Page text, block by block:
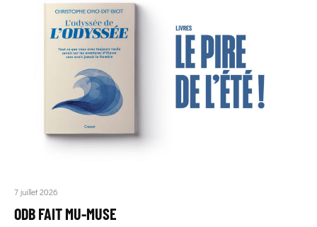
7 juillet 2026
ODB FAIT MU-MUSE